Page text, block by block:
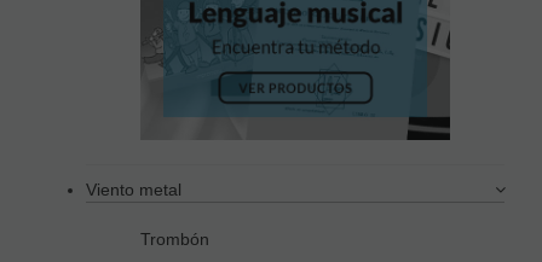
Viento metal
Trombón